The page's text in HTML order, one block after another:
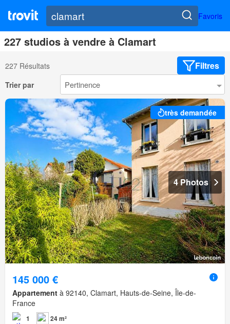
Favoris
227 studios à vendre à Clamart
227 Résultats Filtres
Trier par
très demandée
4 Photos
145 000 €
Appartement à 92140, Clamart, Hauts-de-Seine, Île-de-
France
1 24 m²